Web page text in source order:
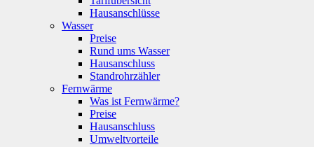
Hausanschlüsse
Wasser
Preise
Rund ums Wasser
Hausanschluss
Standrohrzähler
Fernwärme
Was ist Fernwärme?
Preise
Hausanschluss
Umweltvorteile